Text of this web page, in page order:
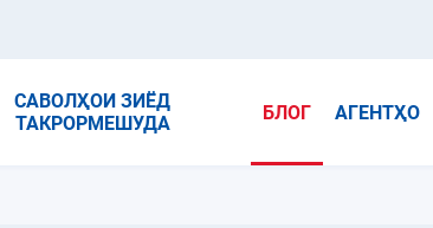
САВОЛҲОИ ЗИЁД
ТАКРОРМЕШУДА
БЛОГ АГЕНТҲО